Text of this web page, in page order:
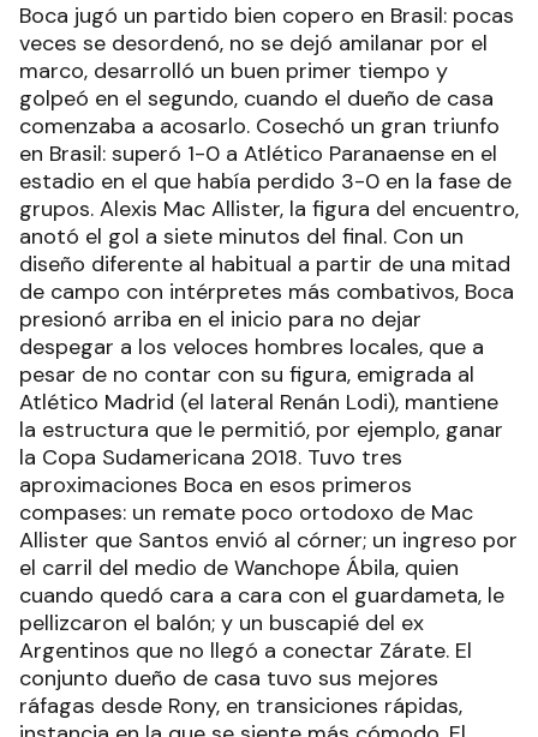
Boca jugó un partido bien copero en Brasil: pocas
veces se desordenó, no se dejó amilanar por el
marco, desarrolló un buen primer tiempo y
golpeó en el segundo, cuando el dueño de casa
comenzaba a acosarlo. Cosechó un gran triunfo
en Brasil: superó 1-0 a Atlético Paranaense en el
estadio en el que había perdido 3-0 en la fase de
grupos. Alexis Mac Allister, la figura del encuentro,
anotó el gol a siete minutos del final. Con un
diseño diferente al habitual a partir de una mitad
de campo con intérpretes más combativos, Boca
presionó arriba en el inicio para no dejar
despegar a los veloces hombres locales, que a
pesar de no contar con su figura, emigrada al
Atlético Madrid (el lateral Renán Lodi), mantiene
la estructura que le permitió, por ejemplo, ganar
la Copa Sudamericana 2018. Tuvo tres
aproximaciones Boca en esos primeros
compases: un remate poco ortodoxo de Mac
Allister que Santos envió al córner; un ingreso por
el carril del medio de Wanchope Ábila, quien
cuando quedó cara a cara con el guardameta, le
pellizcaron el balón; y un buscapié del ex
Argentinos que no llegó a conectar Zárate. El
conjunto dueño de casa tuvo sus mejores
ráfagas desde Rony, en transiciones rápidas,